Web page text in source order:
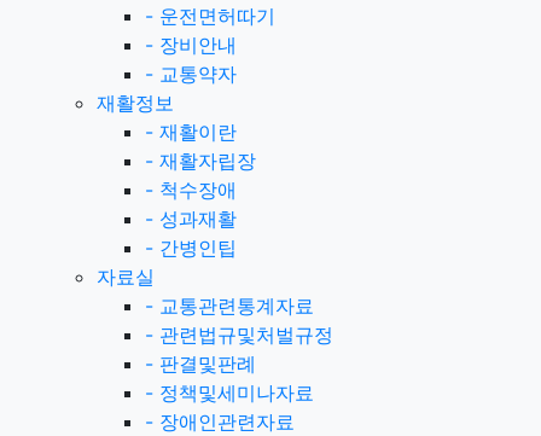
- 운전면허따기
- 장비안내
- 교통약자
재활정보
- 재활이란
- 재활자립장
- 척수장애
- 성과재활
- 간병인팁
자료실
- 교통관련통계자료
- 관련법규및처벌규정
- 판결및판례
- 정책및세미나자료
- 장애인관련자료